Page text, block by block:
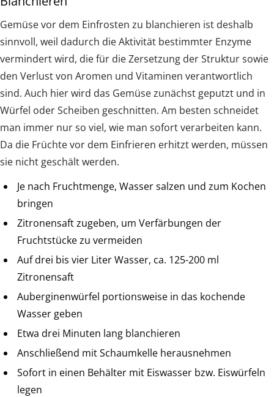
Gemüse vor dem Einfrosten zu blanchieren ist deshalb
sinnvoll, weil dadurch die Aktivität bestimmter Enzyme
vermindert wird, die für die Zersetzung der Struktur sowie
den Verlust von Aromen und Vitaminen verantwortlich
sind. Auch hier wird das Gemüse zunächst geputzt und in
Würfel oder Scheiben geschnitten. Am besten schneidet
man immer nur so viel, wie man sofort verarbeiten kann.
Da die Früchte vor dem Einfrieren erhitzt werden, müssen
sie nicht geschält werden.
Je nach Fruchtmenge, Wasser salzen und zum Kochen
bringen
Zitronensaft zugeben, um Verfärbungen der
Fruchtstücke zu vermeiden
Auf drei bis vier Liter Wasser, ca. 125-200 ml
Zitronensaft
Auberginenwürfel portionsweise in das kochende
Wasser geben
Etwa drei Minuten lang blanchieren
Anschließend mit Schaumkelle herausnehmen
Sofort in einen Behälter mit Eiswasser bzw. Eiswürfeln
legen